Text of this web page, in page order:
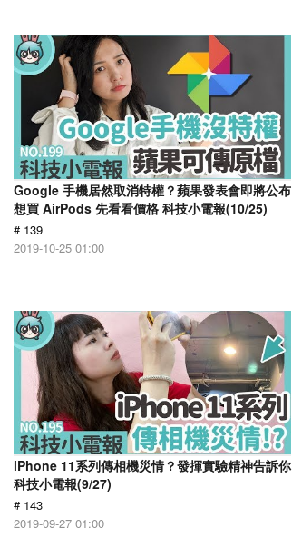
Google 手機居然取消特權？蘋果發表會即將公布
想買 AirPods 先看看價格 科技小電報(10/25)
# 139
2019-10-25 01:00
iPhone 11系列傳相機災情？發揮實驗精神告訴你
科技小電報(9/27)
# 143
2019-09-27 01:00